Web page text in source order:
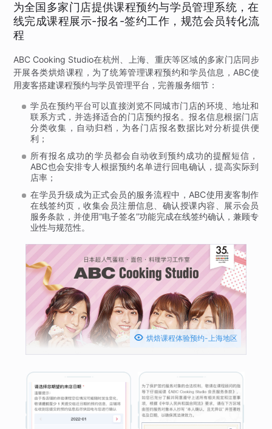
为全国多家门店提供课程预约与学员管理系统，在
线完成课程展示-报名-签约工作，规范会员转化流
程
ABC Cooking Studio在杭州、上海、重庆等区域的多家门店同步
开展各类烘焙课程，为了统筹管理课程预约和学员信息，ABC使
用麦客搭建课程预约与学员管理平台，完善服务细节：
学员在预约平台可以直接浏览不同城市门店的环境、地址和
联系方式，并选择适合的门店预约报名。报名信息根据门店
分类收集，自动归档，为各门店报名数据比对分析提供便
利；
所有报名成功的学员都会自动收到预约成功的提醒短信，
ABC也会安排专人根据预约名单进行回电确认，提高实际到
店率；
在学员升级成为正式会员的服务流程中，ABC使用麦客制作
在线签约页，收集会员注册信息、确认授课内容、展示会员
服务条款，并使用“电子签名”功能完成在线签约确认，兼顾专
业性与规范性。
 烘焙课程体验预约-上海地区